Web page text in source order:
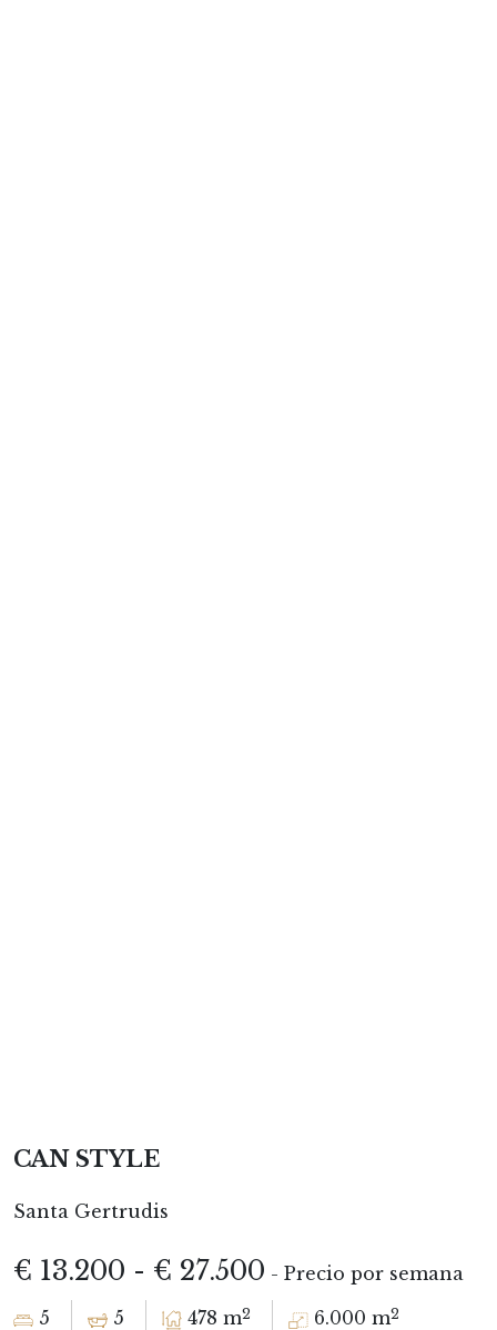
CAN STYLE
Santa Gertrudis
€ 13.200 - € 27.500 - Precio por semana
5 5 478 m2 6.000 m2